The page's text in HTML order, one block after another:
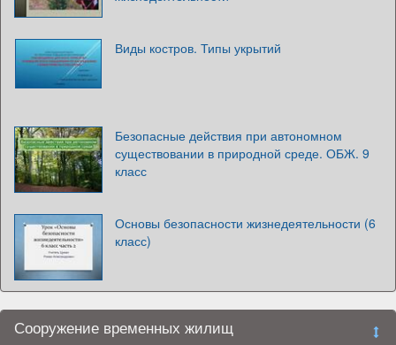
Виды костров. Типы укрытий
Безопасные действия при автономном
существовании в природной среде. ОБЖ. 9
класс
Основы безопасности жизнедеятельности (6
класс)
Сооружение временных жилищ